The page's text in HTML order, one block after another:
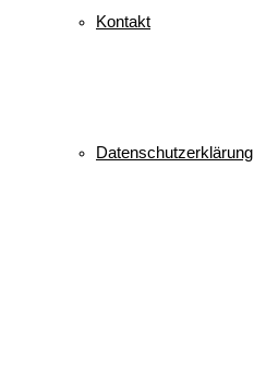
Kontakt
Datenschutzerklärung